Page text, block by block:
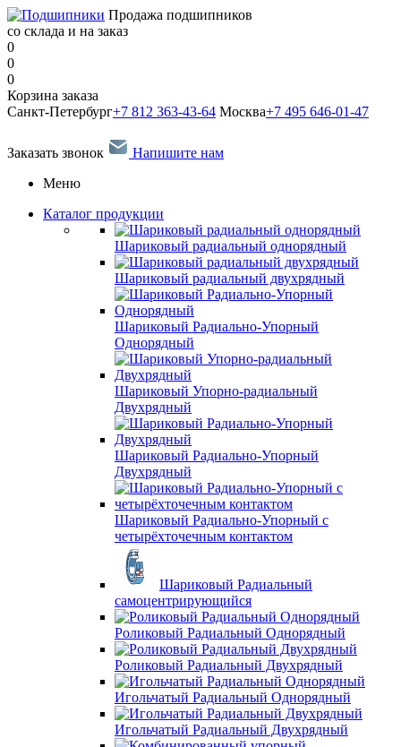
Продажа подшипников
со склада и на заказ
0
0
0
Корзина заказа
Санкт-Петербург+7 812 363-43-64 Москва+7 495 646-01-47
Заказать звонок
Напишите нам
Меню
Каталог продукции
Шариковый радиальный однорядный
Шариковый радиальный двухрядный
Шариковый Радиально-Упорный
Однорядный
Шариковый Упорно-радиальный
Двухрядный
Шариковый Радиально-Упорный
Двухрядный
Шариковый Радиально-Упорный с
четырёхточечным контактом
Шариковый Радиальный
самоцентрирующийся
Роликовый Радиальный Однорядный
Роликовый Радиальный Двухрядный
Игольчатый Радиальный Однорядный
Игольчатый Радиальный Двухрядный